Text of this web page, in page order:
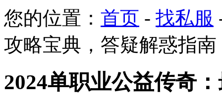
您的位置： 首页 - 找私服
攻略宝典，答疑解惑指南
2024单职业公益传奇